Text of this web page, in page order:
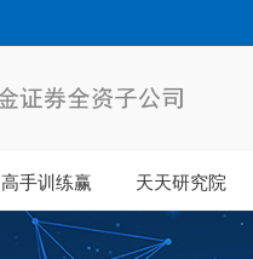
高手训练赢 天天研究院